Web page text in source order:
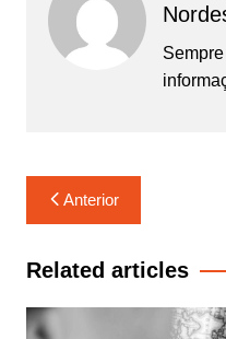
Navegação
de
Post
Anterior
Related articles